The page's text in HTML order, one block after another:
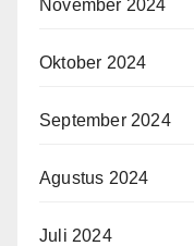
November 2024
Oktober 2024
September 2024
Agustus 2024
Juli 2024